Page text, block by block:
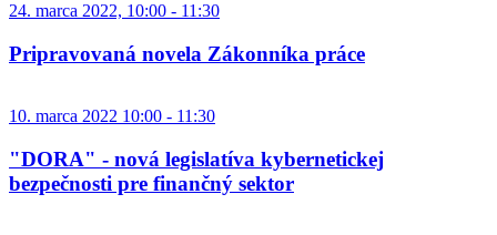
24. marca 2022, 10:00 - 11:30
Pripravovaná novela Zákonníka práce
10. marca 2022 10:00 - 11:30
"DORA" - nová legislatíva kybernetickej
bezpečnosti pre finančný sektor